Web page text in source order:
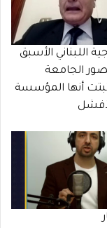
اللبناني الأسبق
الجامعة
أنها المؤسسة